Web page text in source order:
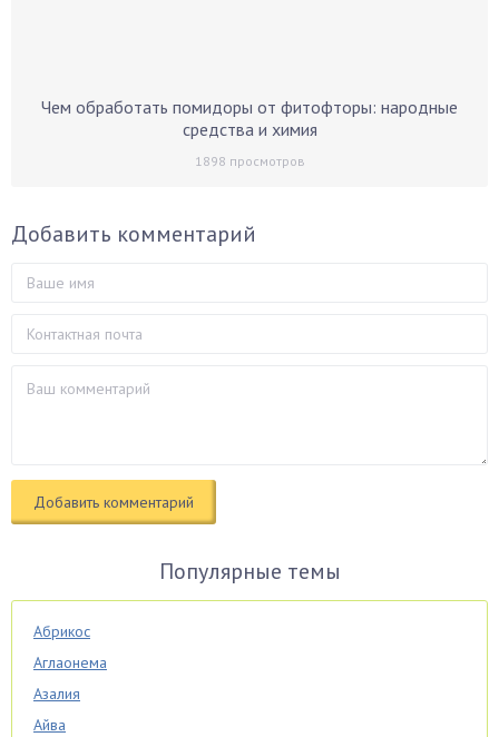
Чем обработать помидоры от фитофторы: народные
средства и химия
1898 просмотров
Добавить комментарий
Популярные темы
Абрикос
Аглаонема
Азалия
Айва